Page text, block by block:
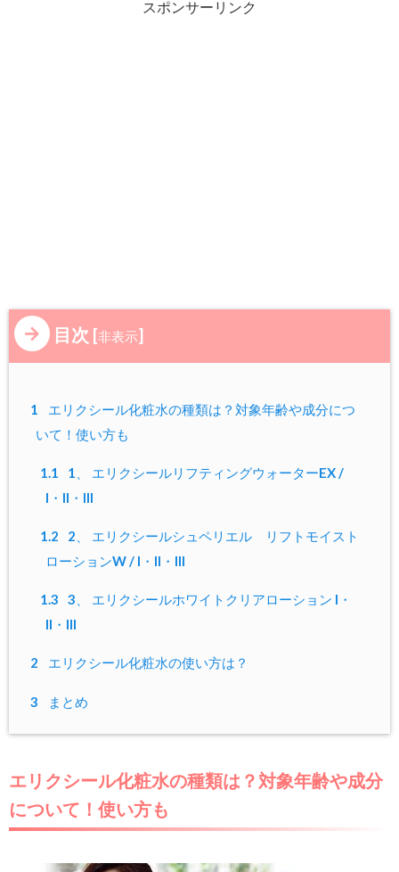
スポンサーリンク
目次 [非表示]
1
エリクシール化粧水の種類は？対象年齢や成分につ
いて！使い方も
1.1
1、 エリクシールリフティングウォーターEX /
I・II・III
1.2
2、 エリクシールシュペリエル リフトモイスト
ローションW / I・II・III
1.3
3、 エリクシールホワイトクリアローション I・
II・III
2 エリクシール化粧水の使い方は？
3 まとめ
エリクシール化粧水の種類は？対象年齢や成分
について！使い方も